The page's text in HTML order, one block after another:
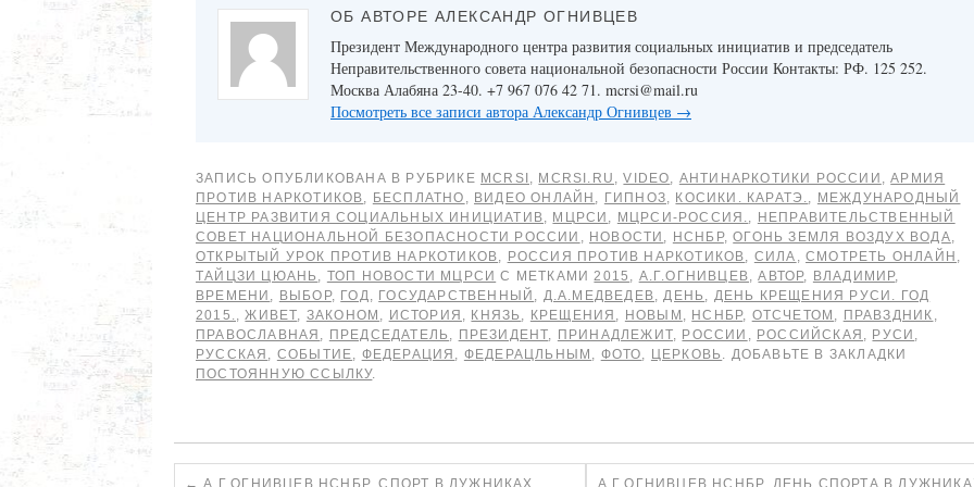
ОБ АВТОРЕ АЛЕКСАНДР ОГНИВЦЕВ
Президент Международного центра развития социальных инициатив и председатель
Неправительственного совета национальной безопасности России Контакты: РФ. 125 252.
Москва Алабяна 23-40. +7 967 076 42 71. mcrsi@mail.ru
Посмотреть все записи автора Александр Огнивцев →
ЗАПИСЬ ОПУБЛИКОВАНА В РУБРИКЕ MCRSI , MCRSI.RU ,VIDEO, АНТИНАРКОТИКИ РОССИИ ,АРМИЯ
ПРОТИВ НАРКОТИКОВ, БЕСПЛАТНО , ВИДЕО ОНЛАЙН , ГИПНОЗ, КОСИКИ. КАРАТЭ., МЕЖДУНАРОДНЫЙ
ЦЕНТР РАЗВИТИЯ СОЦИАЛЬНЫХ ИНИЦИАТИВ, МЦРСИ , МЦРСИ-РОССИЯ., НЕПРАВИТЕЛЬСТВЕННЫЙ
СОВЕТ НАЦИОНАЛЬНОЙ БЕЗОПАСНОСТИ РОССИИ , НОВОСТИ , НСНБР,ОГОНЬ ЗЕМЛЯ ВОЗДУХ ВОДА,
ОТКРЫТЫЙ УРОК ПРОТИВ НАРКОТИКОВ, РОССИЯ ПРОТИВ НАРКОТИКОВ, СИЛА ,СМОТРЕТЬ ОНЛАЙН ,
ТАЙЦЗИ ЦЮАНЬ, ТОП НОВОСТИ МЦРСИ С МЕТКАМИ2015 , А.Г.ОГНИВЦЕВ,АВТОР, ВЛАДИМИР,
ВРЕМЕНИ , ВЫБОР, ГОД, ГОСУДАРСТВЕННЫЙ , Д.А.МЕДВЕДЕВ,ДЕНЬ, ДЕНЬ КРЕЩЕНИЯ РУСИ. ГОД
2015.,ЖИВЕТ, ЗАКОНОМ , ИСТОРИЯ , КНЯЗЬ, КРЕЩЕНИЯ , НОВЫМ , НСНБР, ОТСЧЕТОМ , ПРАВЗДНИК ,
ПРАВОСЛАВНАЯ , ПРЕДСЕДАТЕЛЬ, ПРЕЗИДЕНТ, ПРИНАДЛЕЖИТ, РОССИИ , РОССИЙСКАЯ , РУСИ ,
РУССКАЯ , СОБЫТИЕ, ФЕДЕРАЦИЯ , ФЕДЕРАЦЛЬНЫМ , ФОТО, ЦЕРКОВЬ. ДОБАВЬТЕ В ЗАКЛАДКИ
ПОСТОЯННУЮ ССЫЛКУ.
← А.Г.ОГНИВЦЕВ НСНБР. СПОРТ В ЛУЖНИКАХ. А.Г.ОГНИВЦЕВ НСНБР. ДЕНЬ СПОРТА В